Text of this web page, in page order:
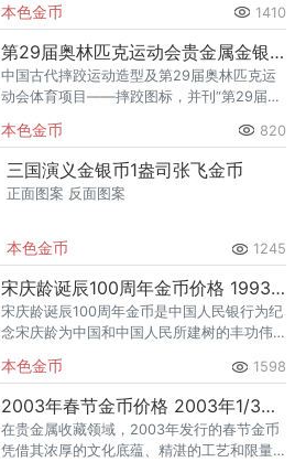
本色金币 1410
第29届奥林匹克运动会贵金属金银币1/3盎司摔跤图标金币
中国古代摔跤运动造型及第29届奥林匹克运
动会体育项目——摔跤图标，并刊“第29届奥
本色金币 820
三国演义金银币1盎司张飞金币
正面图案 反面图案
本色金币 1245
宋庆龄诞辰100周年金币价格 1993年8克宋庆龄100周年金币最新价格
宋庆龄诞辰100周年金币是中国人民银行为纪
念宋庆龄为中国和中国人民所建树的丰功伟
一枚。该金币不仅具有深厚的历史意义，还
展现了精湛的工艺和独
本色金币 1598
2003年春节金币价格 2003年1/3盎司春节金币值多少钱
在贵金属收藏领域，2003年发行的春节金币
凭借其浓厚的文化底蕴、精湛的工艺和限量